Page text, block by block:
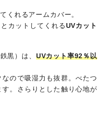
くれるアームカバー。
カットしてくれる UVカット
黒）は、 UVカット率92％以
ので吸湿力も抜群。べたつ
。さらりとした触り心地が